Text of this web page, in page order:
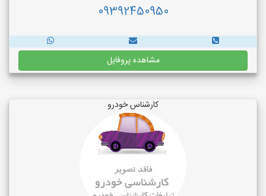
09392450950
مشاهده پروفایل
کارشناس خودرو